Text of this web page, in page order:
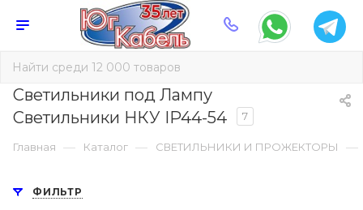
Светильники под Лампу
Светильники НКУ IP44-54
7
Главная — Каталог — СВЕТИЛЬНИКИ И ПРОЖЕКТОРЫ —
ФИЛЬТР